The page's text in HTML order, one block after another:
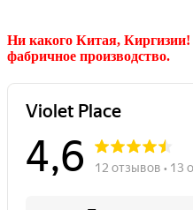
Ни какого Китая, Киргизии!
фабричное производство.